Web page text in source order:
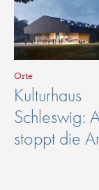
Orte
Kulturhaus
Schleswig:
stoppt die